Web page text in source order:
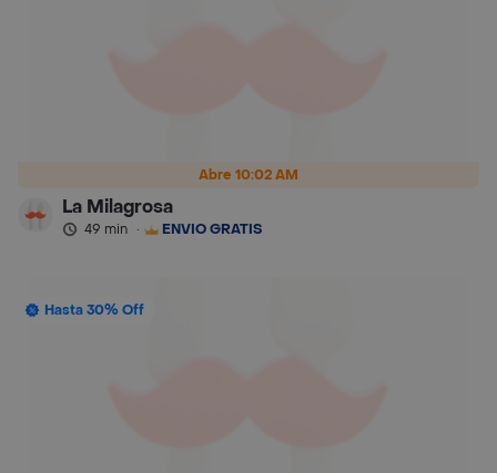
Abre 10:02 AM
La Milagrosa
49 min · ENVÍO GRATIS
Hasta 30% Off